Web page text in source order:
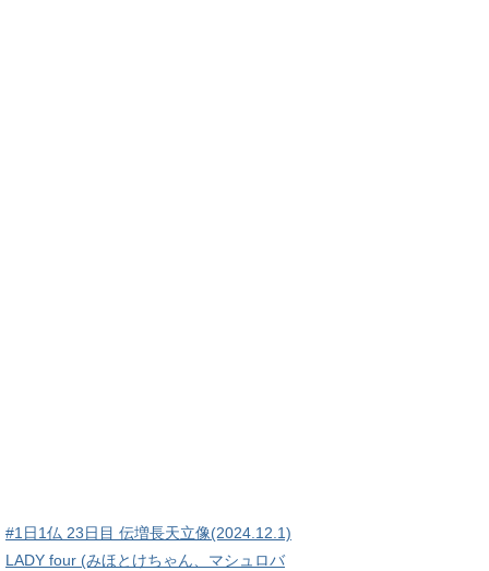
#1日1仏 23日目 伝増長天立像(2024.12.1)
LADY four (みほとけちゃん、マシュロバ